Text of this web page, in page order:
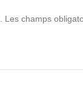
Les champs